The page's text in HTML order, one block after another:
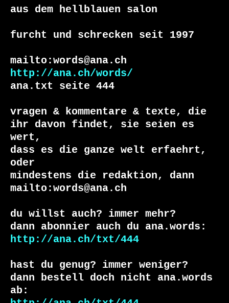
aus dem hellblauen salon
furcht und schrecken seit 1997
http://ana.ch/words/
ana.txt seite 444
vragen & kommentare & texte, die
ihr davon findet, sie seien es
wert,
dass es die ganze welt erfaehrt,
oder
mindestens die redaktion, dann
mailto:words@ana.ch
du willst auch? immer mehr?
http://ana.ch/txt/444
hast du genug? immer weniger?
dann bestell doch nicht ana.words